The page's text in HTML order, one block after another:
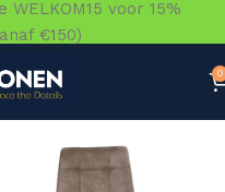
0
voor 15%
€150)